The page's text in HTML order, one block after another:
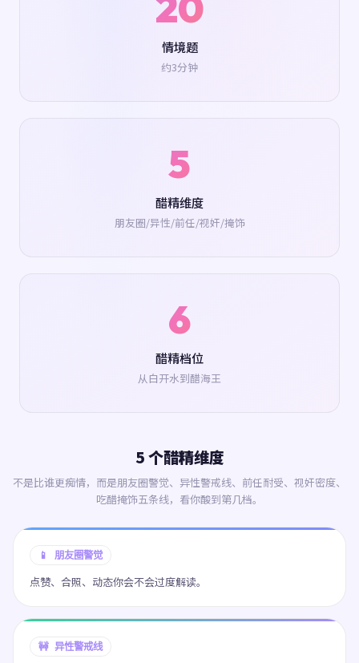
情境题
约3分钟
5
醋精维度
朋友圈/异性/前任/视奸/掩饰
6
醋精档位
从白开水到醋海王
5 个醋精维度
不是比谁更痴情，而是朋友圈警觉、异性警戒线、前任耐受、视奸密度、
吃醋掩饰五条线，看你酸到第几档。
📱 朋友圈警觉
点赞、合照、动态你会不会过度解读。
🚧 异性警戒线